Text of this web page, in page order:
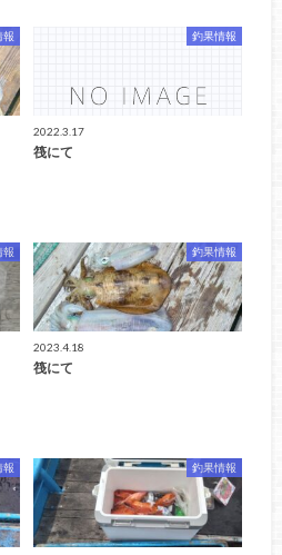
報 釣果情報
2022.3.17
筏にて
報 釣果情報
2023.4.18
筏にて
報 釣果情報